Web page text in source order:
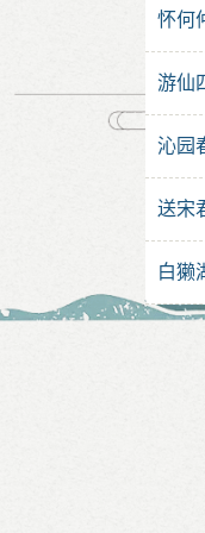
怀何
游仙
沁园
送宋
白獭